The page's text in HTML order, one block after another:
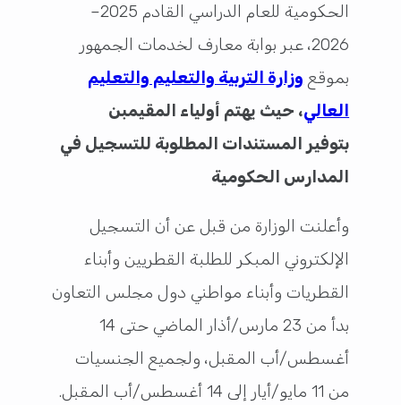
الحكومية للعام الدراسي القادم 2025–
2026، عبر بوابة معارف لخدمات الجمهور
بموقع وزارة التربية والتعليم والتعليم
العالي، حيث يهتم أولياء المقيمبن
بتوفير المستندات المطلوبة للتسجيل في
المدارس الحكومية
وأعلنت الوزارة من قبل عن أن التسجيل
الإلكتروني المبكر للطلبة القطريين وأبناء
القطريات وأبناء مواطني دول مجلس التعاون
بدأ من 23 مارس/أذار الماضي حتى 14
أغسطس/أب المقبل، ولجميع الجنسيات
من 11 مايو/أيار إلى 14 أغسطس/أب المقبل.